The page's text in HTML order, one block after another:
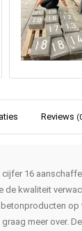
Reviews
16
de kwaliteit
meer over.